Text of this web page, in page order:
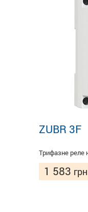
ZUBR 3F
Трифазне реле
1 583 грн